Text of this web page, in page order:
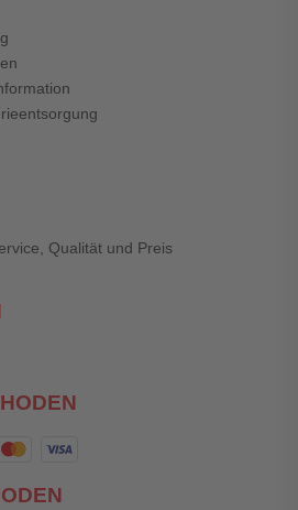
Qualität und Preis